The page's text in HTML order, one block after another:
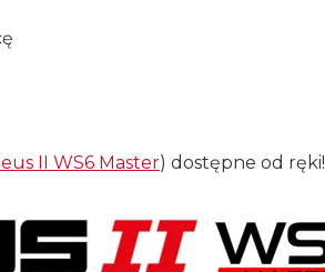
II WS6 Master) dostępne od ręki!